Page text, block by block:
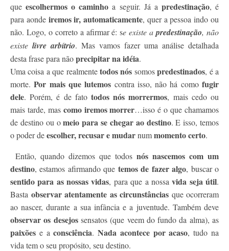
queescolhermos o caminho a seguir. Já a predestinação, é
para aonde iremos ir, automaticamente, quer a pessoa indo ou
não. Logo, o correto a afirmar é: se existe apredestinação, não
existe livre arbítrio. Mas vamos fazer uma análise detalhada
desta frase para nãoprecipitar na idéia.
Uma coisa a que realmentetodos nós somospredestinados, é a
morte.Por mais que lutemos contra isso, não há comofugir
dele. Porém, é de fato todos nós morrermos, mais cedo ou
mais tarde, mas como iremos morrer…isso é o que chamamos
de destino ou omeio para se chegar ao destino. E isso, temos
o poder deescolher, recusar e mudarnummomento certo.
Então, quando dizemos que todos nós nascemos com um
destino, estamos afirmando que temos de fazer algo, buscar o
sentido para as nossas vidas, para que a nossavida seja útil.
Basta observar atentamente as circunstâncias que ocorreram
ao nascer, durante a sua infância e a juventude. Também deve
observar os desejossensatos (que veem do fundo da alma), as
paixões e aconsciência.Nada acontece por acaso, tudo na
vida tem o seu propósito, seu destino.